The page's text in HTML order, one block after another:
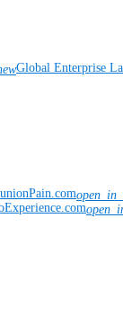
Global Enterprise